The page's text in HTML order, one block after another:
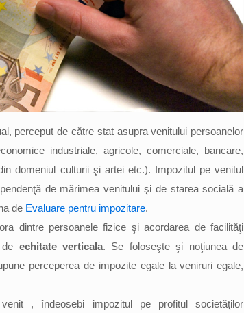
perceput de către stat asupra venitului persoanelor
industriale, agricole, comerciale, bancare,
domeniul culturii şi artei etc.). Impozitul pe venitul
de mărimea venitului şi de starea socială a
de Evaluare pentru impozitare.
dintre persoanele fizice şi acordarea de facilităţi
echitate verticala. Se foloseşte şi noţiunea de
perceperea de impozite egale la veniruri egale,
, îndeosebi impozitul pe profitul societăţilor